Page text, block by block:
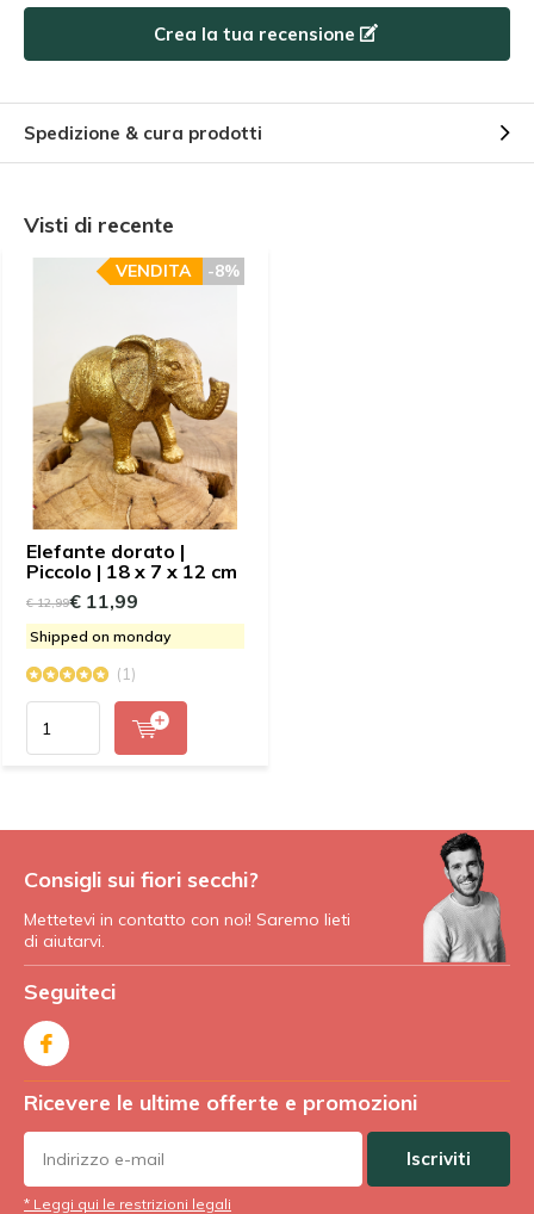
Crea la tua recensione
Spedizione & cura prodotti
Visti di recente
Elefante dorato |
Piccolo | 18 x 7 x 12 cm
-8%
VENDITA
€ 12,99€ 11,99
Shipped on monday
(1)
Consigli sui fiori secchi?
Mettetevi in contatto con noi! Saremo lieti
di aiutarvi.
Seguiteci
Ricevere le ultime offerte e promozioni
Iscriviti
* Leggi qui le restrizioni legali